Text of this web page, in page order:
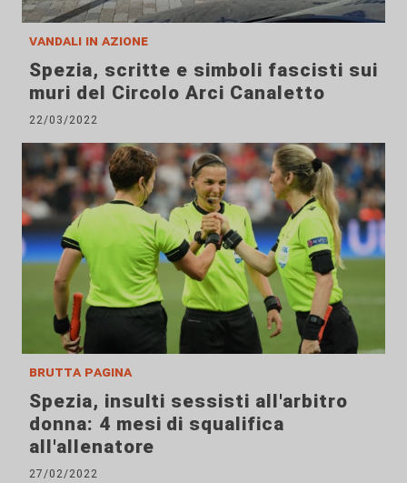
vandali in azione
Spezia, scritte e simboli fascisti sui
muri del Circolo Arci Canaletto
22/03/2022
brutta pagina
Spezia, insulti sessisti all'arbitro
donna: 4 mesi di squalifica
all'allenatore
27/02/2022